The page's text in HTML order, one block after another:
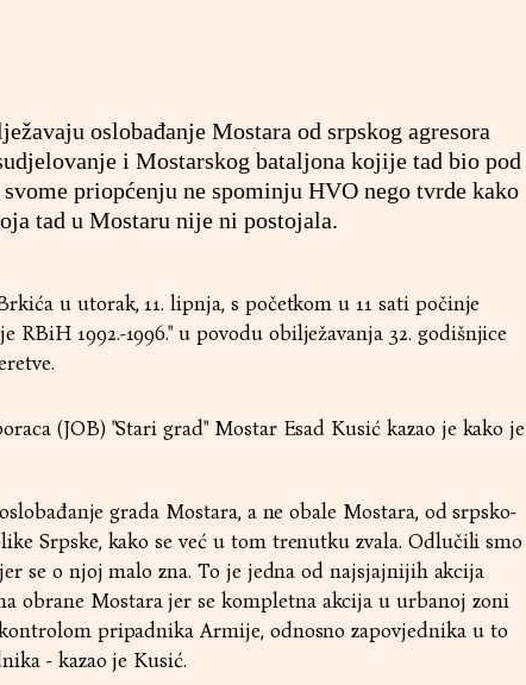
oslobađanje Mostara od srpskog agresora
i Mostarskog bataljona kojije tad bio pod
priopćenju ne spominju HVO nego tvrde kako
tad u Mostaru nije ni postojala.
u utorak, 11. lipnja, s početkom u 11 sati počinje
RBiH 1992.-1996." u povodu obilježavanja 32. godišnjice
(JOB) "Stari grad" Mostar Esad Kusić kazao je kako je
grada Mostara, a ne obale Mostara, od srpsko-
Srpske, kako se već u tom trenutku zvala. Odlučili smo
se o njoj malo zna. To je jedna od najsjajnijih akcija
obrane Mostara jer se kompletna akcija u urbanoj zoni
pripadnika Armije, odnosno zapovjednika u to
- kazao je Kusić.